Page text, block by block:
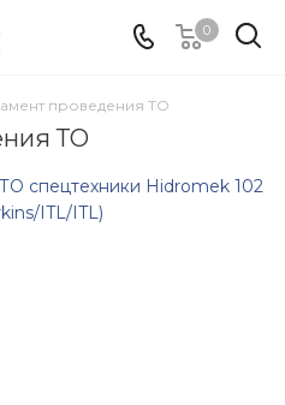
0
проведения ТО
ТО